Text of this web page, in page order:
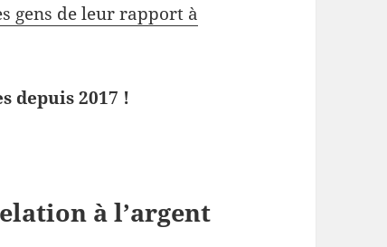
gens de leur rapport à
depuis 2017 !
à l’argent